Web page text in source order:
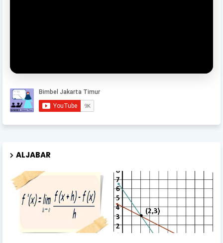
ALJABAR